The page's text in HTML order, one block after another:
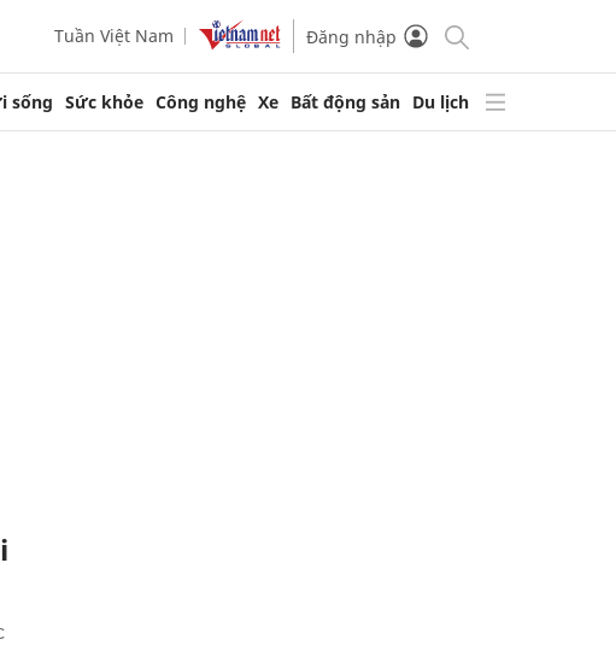
Tuần Việt Nam Đăng nhập
sống Sức khỏe Công nghệ Xe Bất động sản Du lịch